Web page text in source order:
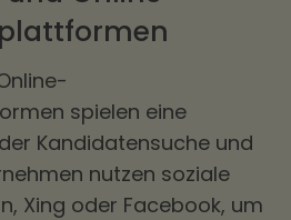
spielen eine
Kandidatensuche und
nutzen soziale
Xing oder Facebook, um